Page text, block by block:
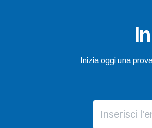
Inizia oggi una